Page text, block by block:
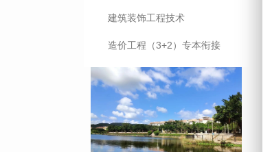
建筑装饰工程技术
造价工程（3+2）专本衔接